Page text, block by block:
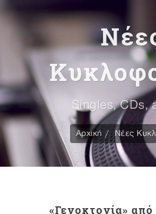
Singles, CDs,
Αρχική Νέες
«Γενοκτονία»